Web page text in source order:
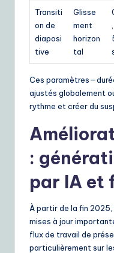
Transiti
on de
diaposi
tive
Glisse
ment
horizon
tal
Ces
ajustés globalement
rythme et créer du
:
par IA et
À partir de la fin
mises à jour
flux de travail de
particulièrement sur